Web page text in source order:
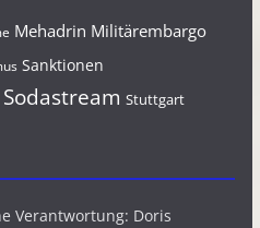
Mehadrin Militärembargo
Sanktionen
Sodastream Stuttgart
Verantwortung: Doris